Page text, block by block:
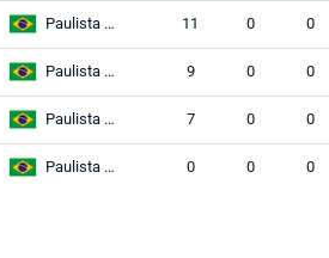
Paulista A3 11 0 0
Paulista A3 9 0 0
Paulista A3 7 0 0
Paulista A2 0 0 0